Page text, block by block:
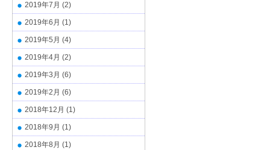
2019年7月 (2)
2019年6月 (1)
2019年5月 (4)
2019年4月 (2)
2019年3月 (6)
2019年2月 (6)
2018年12月 (1)
2018年9月 (1)
2018年8月 (1)